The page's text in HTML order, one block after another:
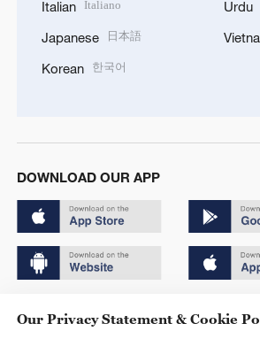
Italian Italiano
Japanese 日本語
Korean 한국어
Urdu
DOWNLOAD OUR APP
Our Privacy Statement & Cookie